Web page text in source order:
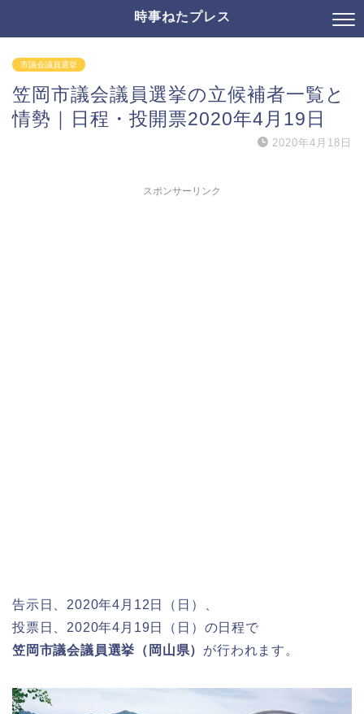
時事ねたプレス
市議会議員選挙
笠岡市議会議員選挙の立候補者一覧と
情勢｜日程・投開票2020年4月19日
2020年4月18日
スポンサーリンク
告示日、2020年4月12日（日）、
投票日、2020年4月19日（日）の日程で
笠岡市議会議員選挙（岡山県） が行われます。